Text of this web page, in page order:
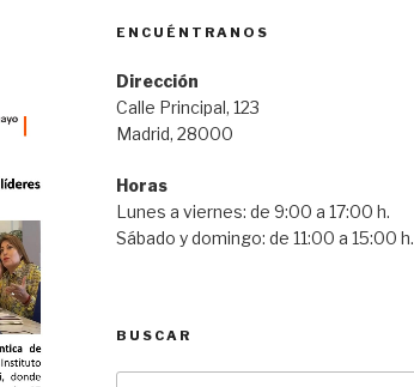
ENCUÉNTRANOS
Dirección
Calle Principal, 123
Madrid, 28000
Horas
Lunes a viernes: de 9:00 a 17:00 h.
Sábado y domingo: de 11:00 a 15:00 h.
BUSCAR